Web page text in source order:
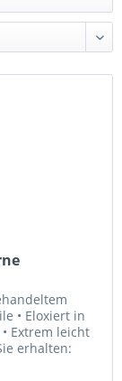
• Eloxiert in
Extrem leicht
erhalten: